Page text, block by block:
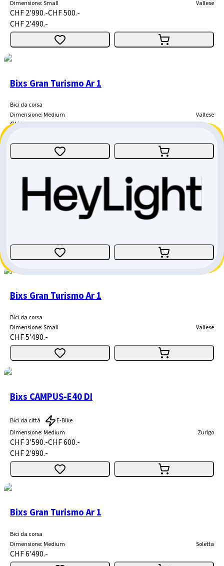
Dimensione:Small Vallese
CHF 2'990.-CHF 500.-
CHF 2'490.-
Bixs Gran Turismo Ar 1
Bici da corsa
Dimensione:Medium Vallese
CHF 6'490.-CHF 1'300.-
Bixs Gran Turismo AR 2
Bixs Gran Turismo Ar 1
Bici da corsa
Dimensione:Small Vallese
CHF 5'490.-
Bixs CAMPUS-E40 DI
Bici da città
E-Bike
Dimensione:Medium Zurigo
CHF 3'590.-CHF 600.-
CHF 2'990.-
Bixs Gran Turismo Ar 1
Bici da corsa
Dimensione:Medium Soletta
CHF 6'490.-